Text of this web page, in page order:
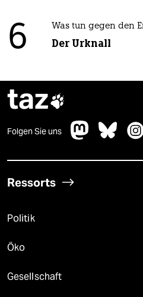
6 Was tun gegen den
Der Urknall
taz
Folgen Sie uns
Ressorts
Politik
Öko
Gesellschaft